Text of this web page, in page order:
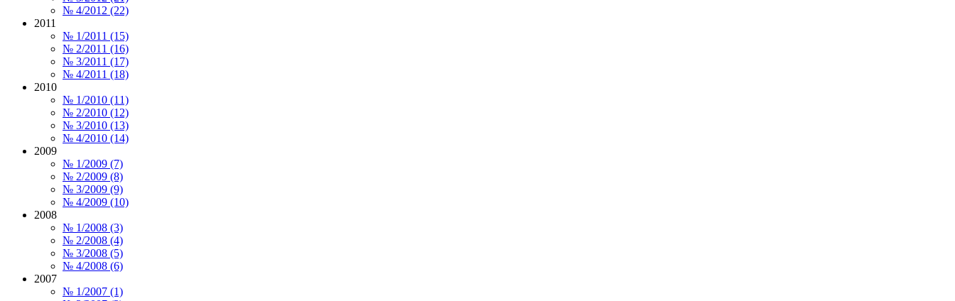
№ 4/2012 (22)
2011
№ 1/2011 (15)
№ 2/2011 (16)
№ 3/2011 (17)
№ 4/2011 (18)
2010
№ 1/2010 (11)
№ 2/2010 (12)
№ 3/2010 (13)
№ 4/2010 (14)
2009
№ 1/2009 (7)
№ 2/2009 (8)
№ 3/2009 (9)
№ 4/2009 (10)
2008
№ 1/2008 (3)
№ 2/2008 (4)
№ 3/2008 (5)
№ 4/2008 (6)
2007
№ 1/2007 (1)